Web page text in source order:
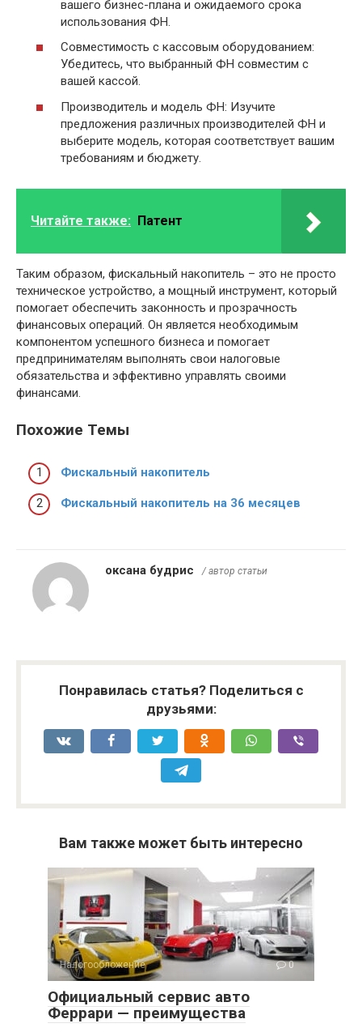
вашего бизнес-плана и ожидаемого срока
использования ФН.
Совместимость с кассовым оборудованием:
Убедитесь, что выбранный ФН совместим с
вашей кассой.
Производитель и модель ФН: Изучите
предложения различных производителей ФН и
выберите модель, которая соответствует вашим
требованиям и бюджету.
Читайте также: Патент
Таким образом, фискальный накопитель – это не просто
техническое устройство, а мощный инструмент, который
помогает обеспечить законность и прозрачность
финансовых операций. Он является необходимым
компонентом успешного бизнеса и помогает
предпринимателям выполнять свои налоговые
обязательства и эффективно управлять своими
финансами.
Похожие Темы
Фискальный накопитель
Фискальный накопитель на 36 месяцев
оксана будрис / автор статьи
Понравилась статья? Поделиться с
друзьями:
Вам также может быть интересно
Налогообложение 0
Официальный сервис авто
Феррари — преимущества